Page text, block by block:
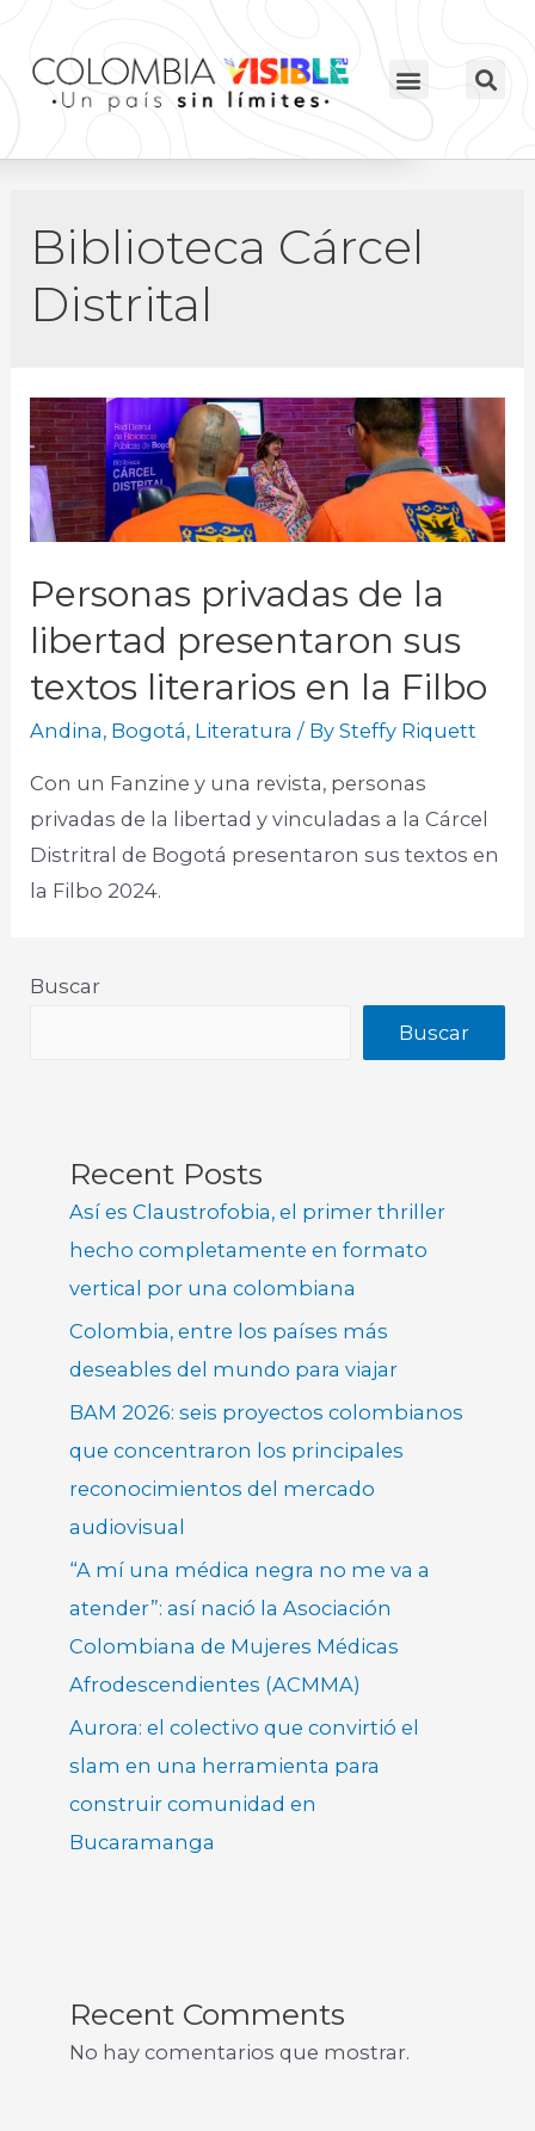
Biblioteca Cárcel
Distrital
Personas privadas de la
libertad presentaron sus
textos literarios en la Filbo
Andina, Bogotá, Literatura / BySteffy Riquett
Con un Fanzine y una revista, personas
privadas de la libertad y vinculadas a la Cárcel
Distritral de Bogotá presentaron sus textos en
la Filbo 2024.
Buscar
Buscar
Recent Posts
Así es Claustrofobia, el primer thriller
hecho completamente en formato
vertical por una colombiana
Colombia, entre los países más
deseables del mundo para viajar
BAM 2026: seis proyectos colombianos
que concentraron los principales
reconocimientos del mercado
audiovisual
“A mí una médica negra no me va a
atender”: así nació la Asociación
Colombiana de Mujeres Médicas
Afrodescendientes (ACMMA)
Aurora: el colectivo que convirtió el
slam en una herramienta para
construir comunidad en
Bucaramanga
Recent Comments
No hay comentarios que mostrar.